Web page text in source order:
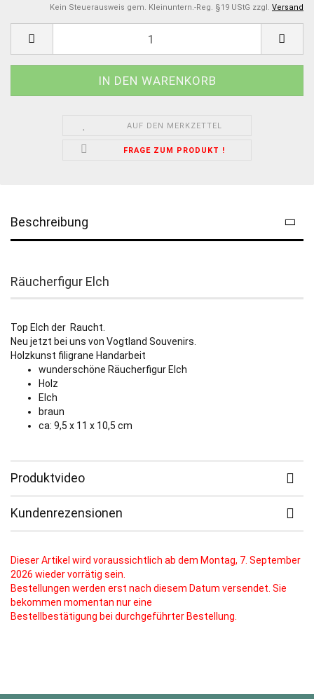
Kein Steuerausweis gem. Kleinuntern.-Reg. §19 UStG zzgl. Versand
AUF DEN MERKZETTEL
FRAGE ZUM PRODUKT !
Beschreibung
Räucherfigur Elch
Top Elch der Raucht.
Neu jetzt bei uns von Vogtland Souvenirs.
Holzkunst filigrane Handarbeit
wunderschöne Räucherfigur Elch
Holz
Elch
braun
ca: 9,5 x 11 x 10,5 cm
Produktvideo
Kundenrezensionen
Dieser Artikel wird voraussichtlich ab dem Montag, 7. September
2026 wieder vorrätig sein.
Bestellungen werden erst nach diesem Datum versendet. Sie
bekommen momentan nur eine
Bestellbestätigung bei durchgeführter Bestellung.